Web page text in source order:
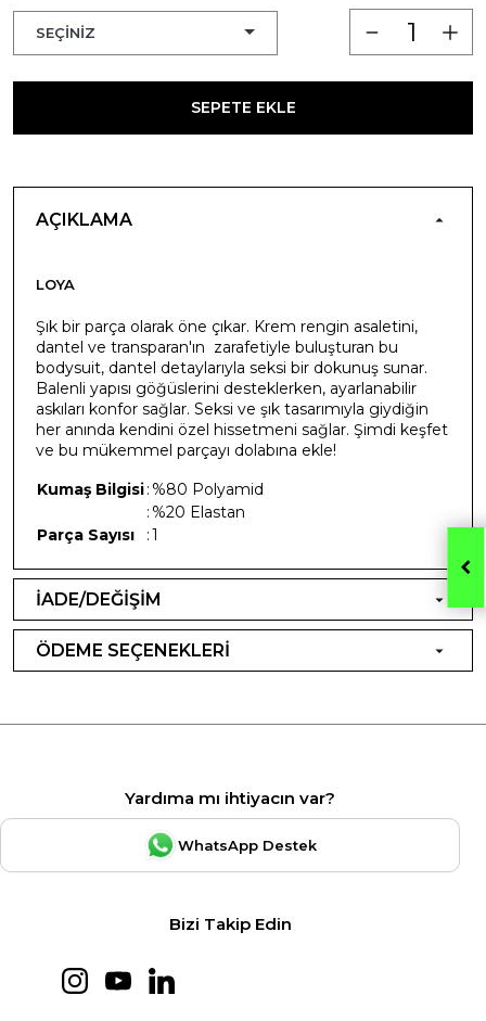
SEPETE EKLE
AÇIKLAMA
LOYA
Şık bir parça olarak öne çıkar. Krem rengin asaletini,
dantel ve transparan'ın zarafetiyle buluşturan bu
bodysuit, dantel detaylarıyla seksi bir dokunuş sunar.
Balenli yapısı göğüslerini desteklerken, ayarlanabilir
askıları konfor sağlar. Seksi ve şık tasarımıyla giydiğin
her anında kendini özel hissetmeni sağlar. Şimdi keşfet
ve bu mükemmel parçayı dolabına ekle!
Kumaş Bilgisi: %80 Polyamid
: %20 Elastan
Parça Sayısı
:1
İADE/DEĞİŞİM
ÖDEME SEÇENEKLERİ
Yardıma mı ihtiyacın var?
WhatsApp Destek
Bizi Takip Edin